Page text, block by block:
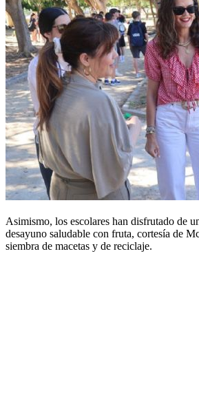
Asimismo, los escolares han disfrutado de
desayuno saludable con fruta, cortesía de
siembra de macetas y de reciclaje.